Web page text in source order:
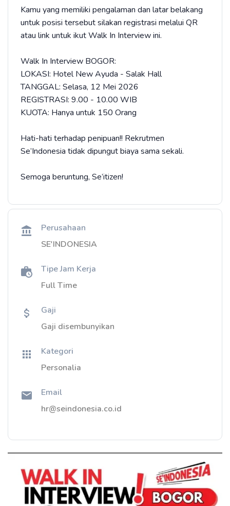
Kamu yang memiliki pengalaman dan latar belakang
untuk posisi tersebut silakan registrasi melalui QR
atau link untuk ikut Walk In Interview ini.
Walk In Interview BOGOR:
LOKASI: Hotel New Ayuda - Salak Hall
TANGGAL: Selasa, 12 Mei 2026
REGISTRASI: 9.00 - 10.00 WIB
KUOTA: Hanya untuk 150 Orang
Hati-hati terhadap penipuan!! Rekrutmen
Se’Indonesia tidak dipungut biaya sama sekali.
Semoga beruntung, Se’itizen!
Perusahaan
SE'INDONESIA
Tipe Jam Kerja
Full Time
Gaji
Gaji disembunyikan
Kategori
Personalia
Email
hr@seindonesia.co.id